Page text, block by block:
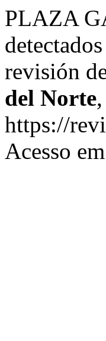
PLAZA
revisión
del Norte,
https://
Acesso